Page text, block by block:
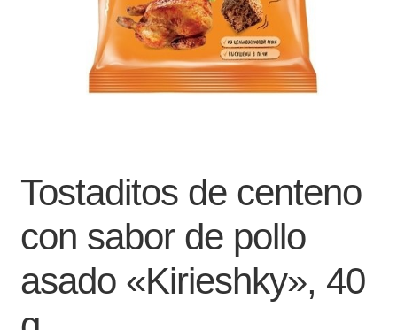
Tostaditos de centeno
con sabor de pollo
asado «Kirieshky», 40